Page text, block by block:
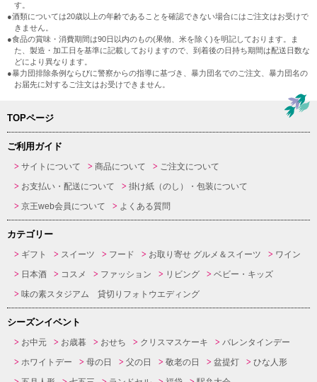
す。
●酒類については20歳以上の年齢であることを確認できない場合にはご注文はお受けで
きません。
●食品の賞味・消費期間は90日以内のもの(果物、米を除く)を明記しております。ま
た、製造・加工日を基準に記載しておりますので、到着後の日持ち期間は配送日数な
どにより異なります。
●暴力団排除条例ならびに警察からの指導に基づき、暴力団名でのご注文、暴力団名の
お届先に対するご注文はお受けできません。
TOPページ
ご利用ガイド
サイトについて 商品について
ご注文について
お支払い・配送について
掛け紙（のし）・包装について
京王web会員について
よくある質問
カテゴリー
ギフト スイーツ フード お取り寄せ グルメ＆スイーツ
ワイン
日本酒
コスメ ファッション リビング
ベビー・キッズ
味の素スタジアム 貸切りフォトウエディング
シーズンイベント
お中元 お歳暮 おせち クリスマスケーキ
バレンタインデー
ホワイトデー
母の日 父の日 敬老の日 盆提灯
ひな人形